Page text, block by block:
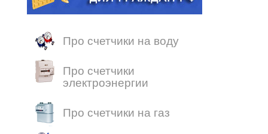
Про счетчики на воду
Про счетчики
электроэнергии
Про счетчики на газ